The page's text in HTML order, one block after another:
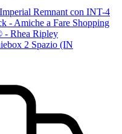
Remnant con INT-4
- Amiche a Fare Shopping
Rhea Ripley
2 Spazio (IN